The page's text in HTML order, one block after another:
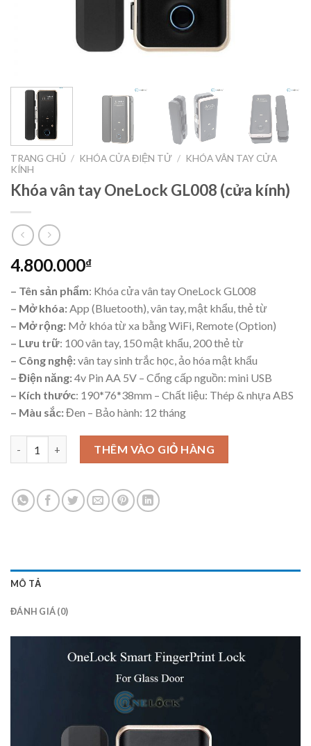
TRANG CHỦ / KHÓA CỬA ĐIỆN TỬ / KHÓA VÂN TAY CỬA
KÍNH
Khóa vân tay OneLock GL008 (cửa kính)
4.800.000₫
– Tên sản phẩm: Khóa cửa vân tay OneLock GL008
– Mở khóa:App (Bluetooth), vân tay, mật khẩu, thẻ từ
– Mở rộng: Mở khóa từ xa bằng WiFi, Remote (Option)
– Lưu trữ: 100 vân tay, 150 mật khẩu, 200 thẻ từ
– Công nghệ:vân tay sinh trắc học, ảo hóa mật khẩu
– Điện năng:4v Pin AA 5V – Cổng cấp nguồn: mini USB
– Kích thước: 190*76*38mm – Chất liệu: Thép & nhựa ABS
– Màu sắc:Đen – Bảo hành: 12 tháng
Khóa vân tay OneLock GL008 (cửa kính) số lượng
THÊM VÀO GIỎ HÀNG
MÔ TẢ
ĐÁNH GIÁ (0)